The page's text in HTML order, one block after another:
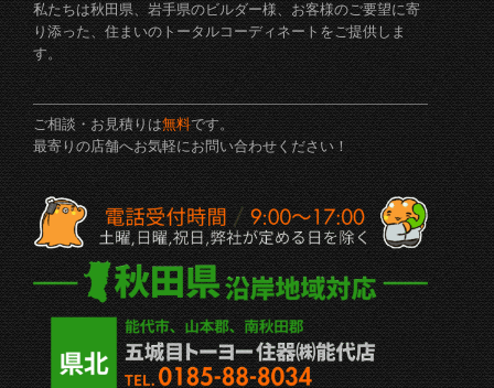
私たちは秋田県、岩手県のビルダー様、お客様のご要望に寄
り添った、住まいのトータルコーディネートをご提供しま
す。
ご相談・お見積りは無料です。
最寄りの店舗へお気軽にお問い合わせください！